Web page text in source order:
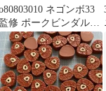
ネゴンボ33
監修 ポークビンダルー
個